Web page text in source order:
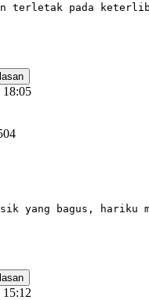
terletak pada
18:05
yang bagus,
15:12